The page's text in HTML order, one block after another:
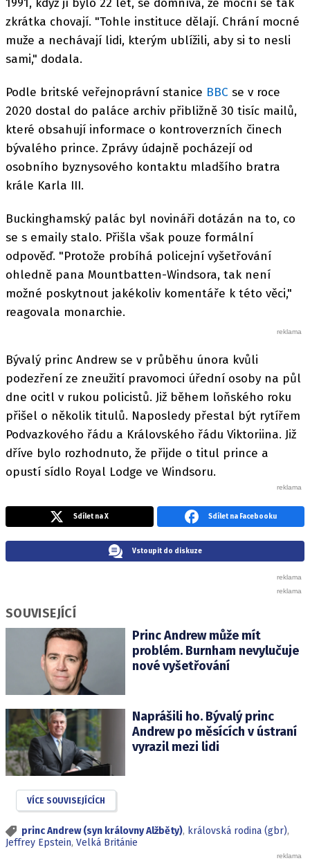
1991, když jí bylo 22 let, se domnívá, že mocní se tak
zkrátka chovají. "Tohle instituce dělají. Chrání mocné
muže a nechávají lidi, kterým ublížili, aby si to nesli
sami," dodala.
Podle britské veřejnoprávní stanice BBC se v roce
2020 dostal do paláce archiv přibližně 30 tisíc mailů,
které obsahují informace o kontroverzních činech
bývalého prince. Zprávy údajně pocházejí od
osobního byznysového kontaktu mladšího bratra
krále Karla III.
Buckinghamský palác byl novináři dotázán na to, co
se s emaily stalo. Přišla však pouze formální
odpověď. "Protože probíhá policejní vyšetřování
ohledně pana Mountbatten-Windsora, tak není
možné poskytnout jakékoliv komentáře k této věci,"
reagovala monarchie.
Bývalý princ Andrew se v průběhu února kvůli
podezření ze zneužití pravomoci úřední osoby na půl
dne ocitl v rukou policistů. Již během loňského roku
přišel o několik titulů. Naposledy přestal být rytířem
Podvazkového řádu a Královského řádu Viktoriina. Již
dříve bylo rozhodnuto, že přijde o titul prince a
opustí sídlo Royal Lodge ve Windsoru.
Sdílet na X Sdílet na Facebooku
Vstoupit do diskuze
SOUVISEJÍCÍ
Princ Andrew může mít
problém. Burnham nevylučuje
nové vyšetřování
Naprášili ho. Bývalý princ
Andrew po měsících v ústraní
vyrazil mezi lidi
VÍCE SOUVISEJÍCÍCH
princ Andrew (syn královny Alžběty), královská rodina (gbr),
Jeffrey Epstein, Velká Británie